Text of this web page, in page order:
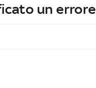
un errore